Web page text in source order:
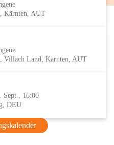
Kärnten, AUT
Villach Land, Kärnten, AUT
Sept., 16:00
DEU